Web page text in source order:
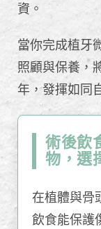
資。
當你完成植牙
照顧與保養，
年，發揮如同
術後飲
物，選
在植體與骨
飲食能保護